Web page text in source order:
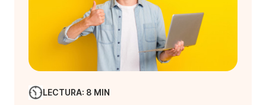
LECTURA: 8 MIN